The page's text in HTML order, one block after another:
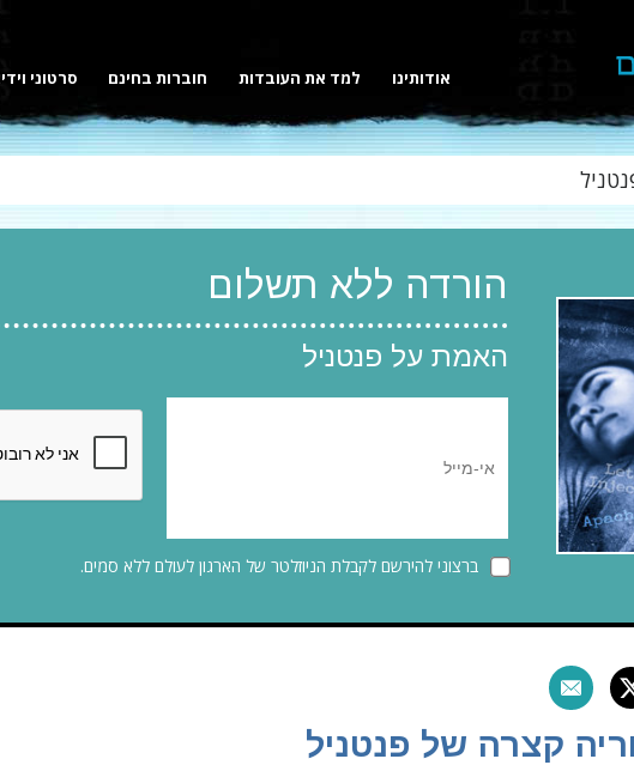
אודותינו למד את העובדות חוברות בחינם סרטוני
הורדה ללא תשלום
האמת על פנטניל
ברצוני להירשם לקבלת הניוזלטר של הארגון לעולם ללא סמים.
קצרה של פנטניל